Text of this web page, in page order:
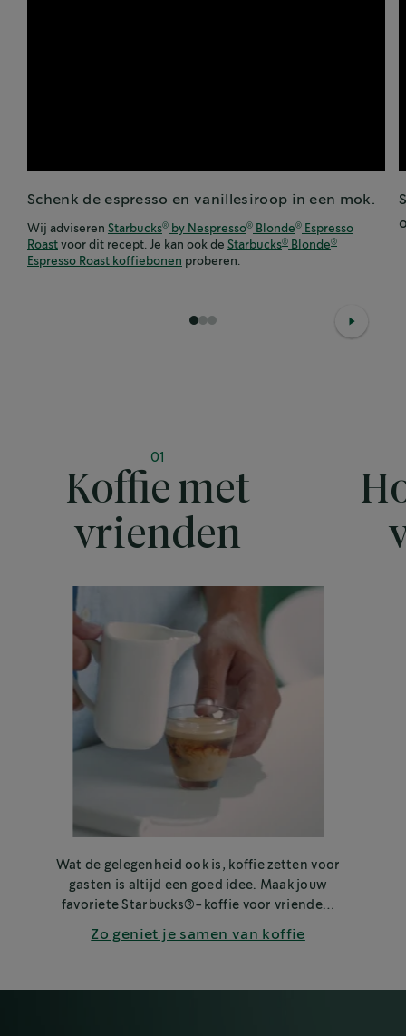
Schenk de espresso en vanillesiroop in een mok.
Wij adviseren Starbucks® by Nespresso® Blonde®
Espresso
Roast voor dit recept. Je kan ook de Starbucks® Blonde®
Espresso Roast koffiebonen proberen.
1 2
01
Koffie met
vrienden
Wat de gelegenheid ook is, koffie zetten voor
gasten is altijd een goed idee. Maak jouw
favoriete Starbucks®-koffie voor vrienden,
Zo geniet je samen van koffie